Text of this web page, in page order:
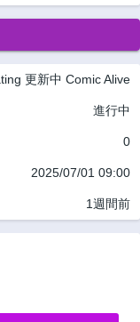
更新中 Comic Alive
進行中
0
2025/07/01 09:00
1週間前